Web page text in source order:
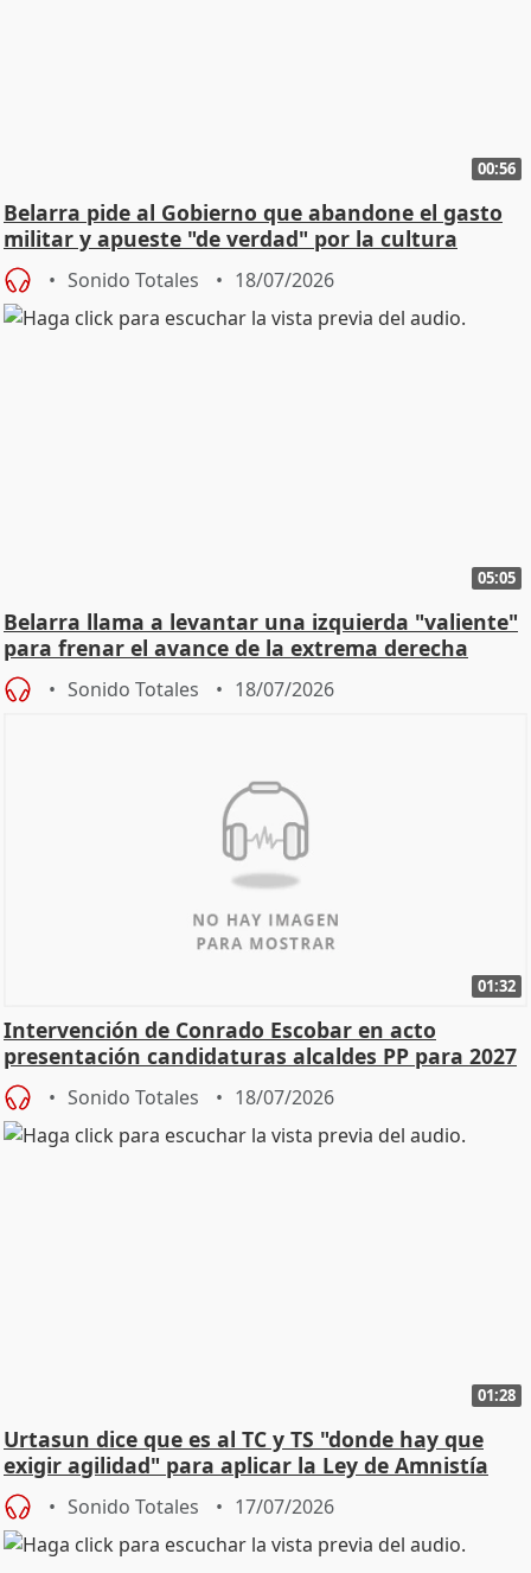
00:56
Belarra pide al Gobierno que abandone el gasto
militar y apueste "de verdad" por la cultura
Sonido Totales 18/07/2026
05:05
Belarra llama a levantar una izquierda "valiente"
para frenar el avance de la extrema derecha
Sonido Totales 18/07/2026
01:32
Intervención de Conrado Escobar en acto
presentación candidaturas alcaldes PP para 2027
Sonido Totales 18/07/2026
01:28
Urtasun dice que es al TC y TS "donde hay que
exigir agilidad" para aplicar la Ley de Amnistía
Sonido Totales 17/07/2026